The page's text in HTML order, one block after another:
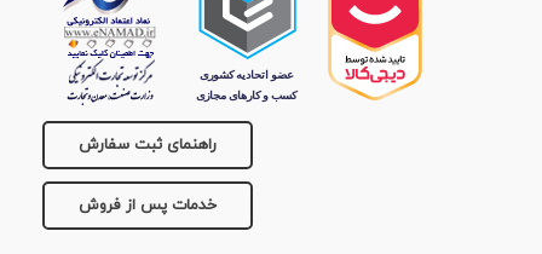
راهنمای ثبت سفارش
خدمات پس از فروش